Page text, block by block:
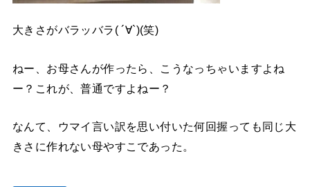
大きさがバラッバラ( ´∀`)(笑)
ねー、お母さんが作ったら、こうなっちゃいますよね
ー？これが、普通ですよねー？
なんて、ウマイ言い訳を思い付いた何回握っても同じ大
きさに作れない母やすこであった。